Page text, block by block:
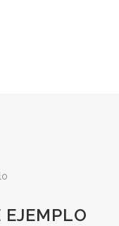
EJEMPLO